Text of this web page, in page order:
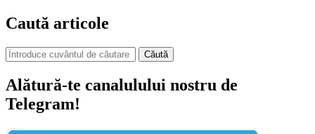
Caută articole
Căută
Alătură-te canalulului nostru de
Telegram!